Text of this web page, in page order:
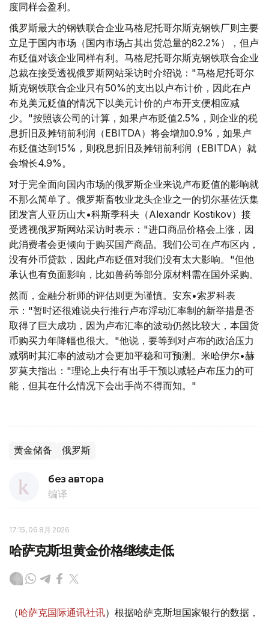
度同样会盈利。
俄罗斯最大的钢铁联合企业马格尼托哥尔斯克钢铁厂则主要
立足于国内市场（国内市场占其出货总量的82.2%），但卢
布贬值对该企业同样有利。马格尼托哥尔斯克钢铁联合企业
总裁在接受透视俄罗斯网站采访时介绍说："马格尼托哥尔
斯克钢铁联合企业只有50%的支出以卢布计价，因此在卢
布兑美元贬值的情况下以美元计价的卢布开支便相应减
少。"按照该公司的计算，如果卢布贬值2.5%，则企业的税
息折旧及摊销前利润（EBITDA）将会增加0.9%，如果卢
布贬值达到15%，则税息折旧及摊销前利润（EBITDA）就
会增长4.9%。
对于完全面向国内市场的俄罗斯企业来说卢布贬值的影响就
不那么简单了。俄罗斯畜牧业龙头企业之一的切尔基佐沃集
团发言人亚历山大•科斯季科夫（Alexandr Kostikov）接
受透视俄罗斯网站采访时表示："进口商品价格会上涨，因
此消费者会更倾向于购买国产商品。我们公司在卢布区内，
没有外币贷款，因此卢布贬值对我们没有太大影响。"但他
承认也有负面影响，比如兽药等部分原材料需在国外采购。
然而，金融分析师的评估则更为谨慎。安东•索罗科表
示："暂时还很难说央行推行卢布浮动汇率制的新举措是否
取得了巨大成功，因为卢布汇率的波动仍然比较大，本国货
币购买力年降幅也很大。"他说，要等到对卢布的政治压力
减弱时其汇率的波动才会更加平稳和可预测。米哈伊尔•赫
罗莫夫指出："理论上央行有出手干预以减轻卢布压力的可
能，但其在什么情况下会出手尚不得而知。"
黄金储备 俄罗斯
без автора
编译
17:15, 06 8月 2026
哈萨克斯坦黄金价格继续走低
（哈萨克国际通讯社讯）根据哈萨克斯坦国家银行的数据，